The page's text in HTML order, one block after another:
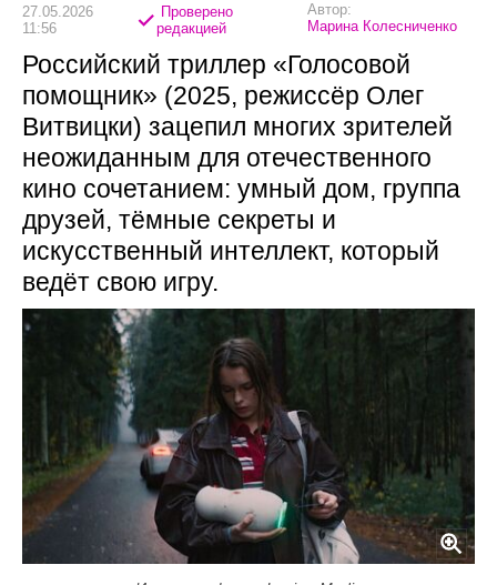
27.05.2026
11:56
Проверено
редакцией
Автор:
Марина Колесниченко
Российский триллер «Голосовой
помощник» (2025, режиссёр Олег
Витвицки) зацепил многих зрителей
неожиданным для отечественного
кино сочетанием: умный дом, группа
друзей, тёмные секреты и
искусственный интеллект, который
ведёт свою игру.